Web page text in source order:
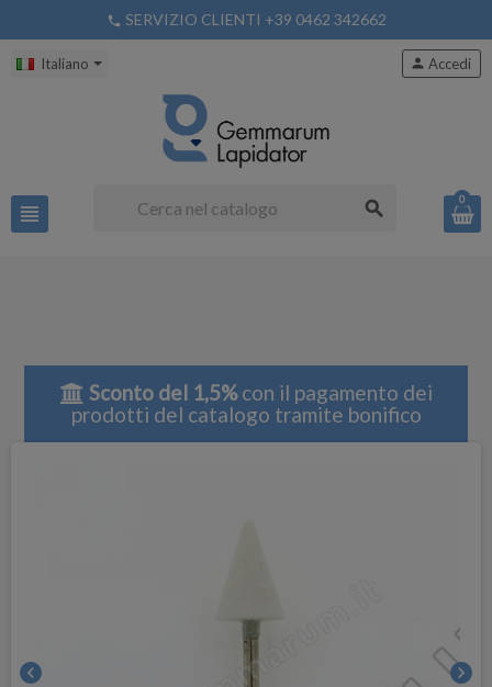
phone SERVIZIO CLIENTI +39 0462 342662
Italiano
view_headline search
person Accedi
0
Sconto del 1,5%con il pagamento dei
prodotti del catalogo tramite bonifico
chevron_left chevron_right